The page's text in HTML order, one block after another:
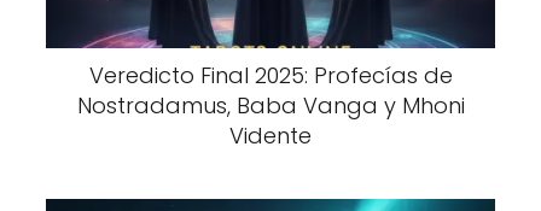
Veredicto Final 2025: Profecías de
Nostradamus, Baba Vanga y Mhoni
Vidente